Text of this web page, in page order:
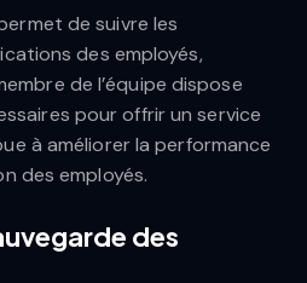
de suivre les
des employés,
de l’équipe dispose
pour offrir un service
à améliorer la performance
des employés.
des